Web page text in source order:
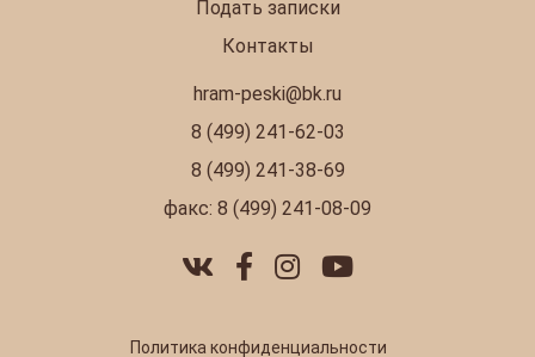
Подать записки
Контакты
hram-peski@bk.ru
8 (499) 241-62-03
8 (499) 241-38-69
факс: 8 (499) 241-08-09
Политика конфиденциальности